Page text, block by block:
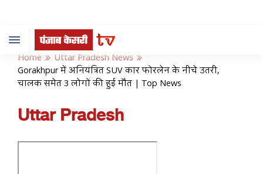
Toggle
navigation
Home
Uttar Pradesh News
Gorakhpur में अनियंत्रित SUV कार फोरलेन के नीचे उतरी,
चालक समेत 3 लोगों की हुई मौत | Top News
Uttar Pradesh